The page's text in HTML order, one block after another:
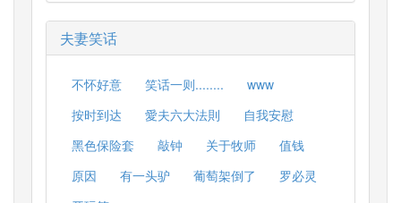
夫妻笑话
不怀好意 笑话一则........
www
按时到达
愛夫六大法則
自我安慰
黑色保险套
敲钟 关于牧师
值钱
原因
有一头驴 葡萄架倒了
罗必灵